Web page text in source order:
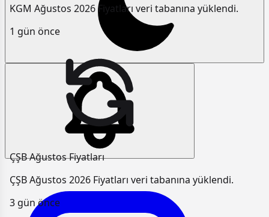
KGM Ağustos 2026 Fiyatları veri tabanına yüklendi.
1 gün önce
ÇŞB Ağustos Fiyatları
ÇŞB Ağustos 2026 Fiyatları veri tabanına yüklendi.
3 gün önce